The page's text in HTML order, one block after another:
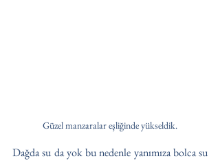
Güzel manzaralar eşliğinde yükseldik.
Dağda su da yok bu nedenle yanımıza bolca su